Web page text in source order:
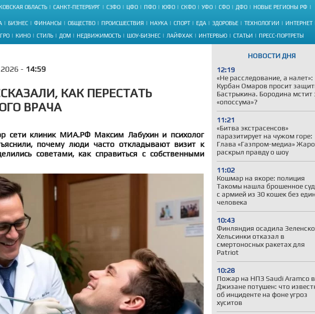
ОБЛАСТЬ САНКТ-ПЕТЕРБУРГ СЗФО ЦФО ПФО ЮФО СКФО УФО СФО ДФО НОВЫЕ РЕГИОНЫ РФ
БИЗНЕС ФИНАНСЫ ОБЩЕСТВО ПРОИСШЕСТВИЯ НАУКА СПОРТ ЕДА ЗДОРОВЬЕ ТЕХНОЛОГИИ ИНТЕРНЕТ
КИНО СТИЛЬ ДОМ НЕДВИЖИМОСТЬ ШОУ-БИЗНЕС ЛАЙФХАК ИНТЕРВЬЮ СТАТЬИ ПРЕСС-ПОРТРЕТЫ
НОВОСТИ ДНЯ
12:19
«Не расследование, а налет»:
Курбан Омаров просит
Бастрыкина. Бородина мстит
«опоссума»?
11:21
«Битва экстрасенсов»
паразитирует на чужом горе:
Глава «Газпром-медиа»
раскрыл правду о шоу
11:02
Кошмар на якоре: полиция
Такомы нашла брошенное
с армией из 30 кошек без
человека
10:43
Финляндия осадила
Хельсинки отказал в
смертоносных ракетах для
Patriot
10:28
Пожар на НПЗ Saudi Aramco в
Джизане потушен: что
об инциденте на фоне угроз
хуситов
- 14:59
КАК ПЕРЕСТАТЬ
ВРАЧА
сети клиник МИА.РФ Максим Лабухин и психолог
почему люди часто откладывают визит к
советами, как справиться с собственными